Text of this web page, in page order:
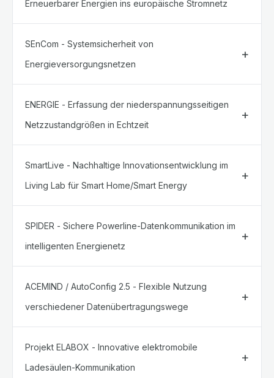
Erneuerbarer Energien ins europäische Stromnetz
SEnCom - Systemsicherheit von
Energieversorgungsnetzen
ENERGIE - Erfassung der niederspannungsseitigen
Netzzustandgrößen in Echtzeit
SmartLive - Nachhaltige Innovationsentwicklung im
Living Lab für Smart Home/Smart Energy
SPIDER - Sichere Powerline-Datenkommunikation im
intelligenten Energienetz
ACEMIND / AutoConfig 2.5 - Flexible Nutzung
verschiedener Datenübertragungswege
Projekt ELABOX - Innovative elektromobile
Ladesäulen-Kommunikation